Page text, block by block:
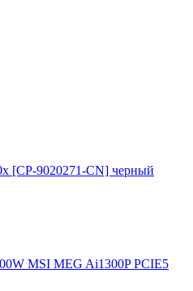
[CP-9020271-CN] черный